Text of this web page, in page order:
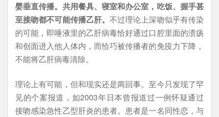
婴垂直传播。共用餐具、寝室和办公室，吃饭、握手甚
至接吻都不可能传播乙肝。不过理论上深吻似乎有传染
的可能，即唾液里的乙肝病毒恰好通过口腔里面的溃疡
和创面进入他人体内，而恰巧被传播者的免疫力下降，
不能将乙肝病毒清除。
理论上有可能，但和现实还是两回事。至今只发现了罕
见的个案报道，如2003年日本曾报道过一例怀疑通过
接吻感染急性乙型肝炎的患者。患者是一名同性恋，与